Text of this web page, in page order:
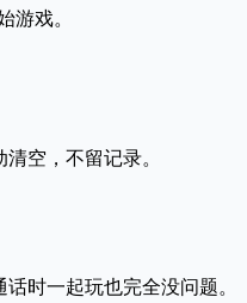
游戏。
空，不留记录。
时一起玩也完全没问题。